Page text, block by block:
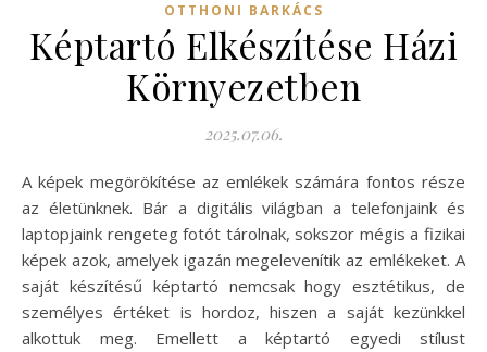
OTTHONI BARKÁCS
Képtartó Elkészítése Házi
Környezetben
2025.07.06.
A képek megörökítése az emlékek számára fontos része
az életünknek. Bár a digitális világban a telefonjaink és
laptopjaink rengeteg fotót tárolnak, sokszor mégis a fizikai
képek azok, amelyek igazán megelevenítik az emlékeket. A
saját készítésű képtartó nemcsak hogy esztétikus, de
személyes értéket is hordoz, hiszen a saját kezünkkel
alkottuk meg. Emellett a képtartó egyedi stílust